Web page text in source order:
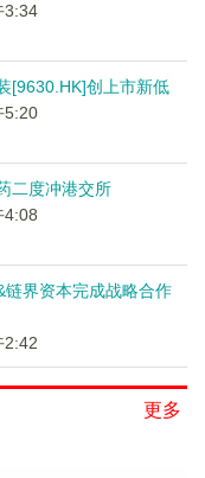
3:34
[9630.HK]创上市新低
5:20
二度冲港交所
4:08
界资本完成战略合作
2:42
更多